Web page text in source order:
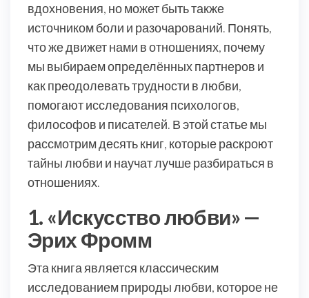
вдохновения, но может быть также
источником боли и разочарований. Понять,
что же движет нами в отношениях, почему
мы выбираем определённых партнеров и
как преодолевать трудности в любви,
помогают исследования психологов,
философов и писателей. В этой статье мы
рассмотрим десять книг, которые раскроют
тайны любви и научат лучше разбираться в
отношениях.
1. «Искусство любви» —
Эрих Фромм
Эта книга является классическим
исследованием природы любви, которое не